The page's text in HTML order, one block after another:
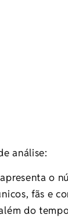
análise:
apresenta o
fãs e
do